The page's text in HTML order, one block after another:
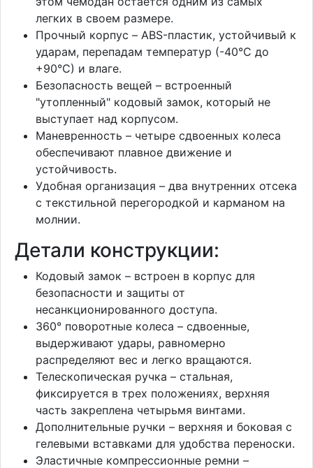
легких в своем размере.
Прочный корпус – ABS-пластик, устойчивый к
ударам, перепадам температур (-40°С до
+90°С) и влаге.
Безопасность вещей – встроенный
"утопленный" кодовый замок, который не
выступает над корпусом.
Маневренность – четыре сдвоенных колеса
обеспечивают плавное движение и
устойчивость.
Удобная организация – два внутренних отсека
с текстильной перегородкой и карманом на
молнии.
Детали конструкции:
Кодовый замок – встроен в корпус для
безопасности и защиты от
несанкционированного доступа.
360° поворотные колеса – сдвоенные,
выдерживают удары, равномерно
распределяют вес и легко вращаются.
Телескопическая ручка – стальная,
фиксируется в трех положениях, верхняя
часть закреплена четырьмя винтами.
Дополнительные ручки – верхняя и боковая с
гелевыми вставками для удобства переноски.
Эластичные компрессионные ремни –